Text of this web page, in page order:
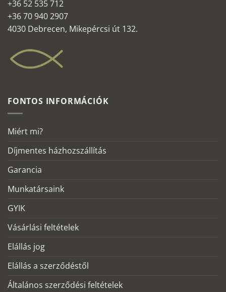
+36 52 535 712
+36 70 940 2907
4030 Debrecen, Mikepércsi út 132.
FONTOS INFORMÁCIÓK
Miért mi?
Díjmentes házhozszállítás
Garancia
Munkatársaink
GYIK
Vásárlási feltételek
Elállás jog
Elállás a szerződéstől
Általános szerződési feltételek